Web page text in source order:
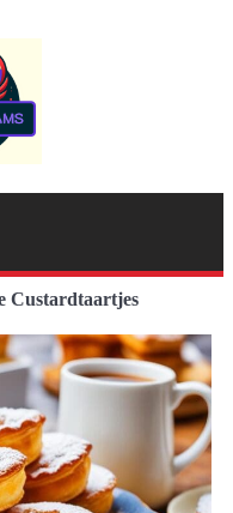
Custardtaartjes